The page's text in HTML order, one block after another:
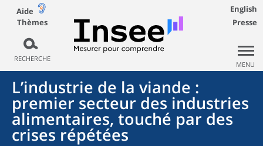
Aide
Thèmes
RECHERCHE
English
Presse
MENU
L’industrie de la viande :
premier secteur des industries
alimentaires, touché par des
crises répétées